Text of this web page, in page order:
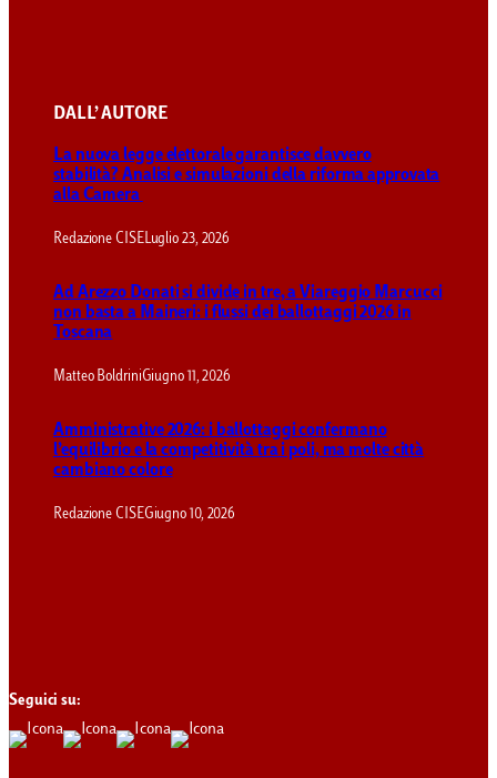
DALL’ AUTORE
La nuova legge elettorale garantisce davvero
stabilità? Analisi e simulazioni della riforma approvata
alla Camera
Redazione CISE Luglio 23, 2026
Ad Arezzo Donati si divide in tre, a Viareggio Marcucci
non basta a Maineri: i flussi dei ballottaggi 2026 in
Toscana
Matteo BoldriniGiugno 11, 2026
Amministrative 2026: i ballottaggi confermano
l’equilibrio e la competitività tra i poli, ma molte città
cambiano colore
Redazione CISEGiugno 10, 2026
Seguici su: